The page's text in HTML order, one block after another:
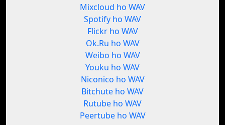
Mixcloud ho WAV
Spotify ho WAV
Flickr ho WAV
Ok.Ru ho WAV
Weibo ho WAV
Youku ho WAV
Niconico ho WAV
Bitchute ho WAV
Rutube ho WAV
Peertube ho WAV